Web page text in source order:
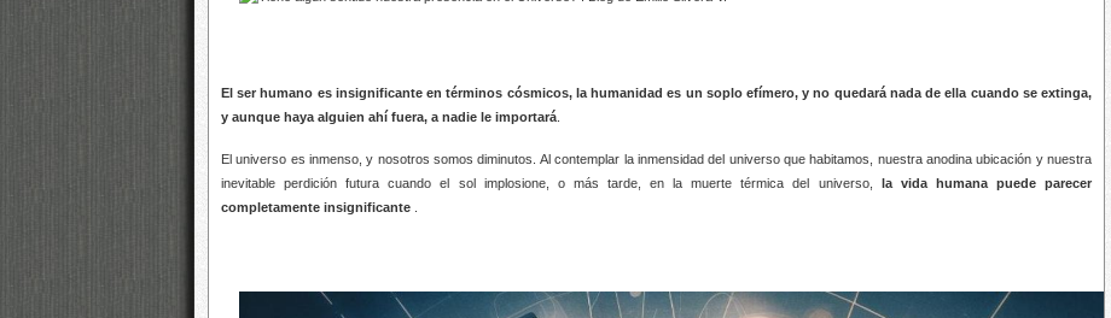
El ser humano es insignificante en términos cósmicos, la humanidad es un soplo efímero, y no quedará nada de ella cuando se extinga,
y aunque haya alguien ahí fuera, a nadie le importará
El universo es inmenso, y nosotros somos diminutos. Al contemplar la inmensidad del universo que habitamos, nuestra anodina ubicación y nuestra
inevitable perdición futura cuando el sol implosione, o más tarde, en la muerte térmica del universo, la vida humana puede parecer
completamente insignificante